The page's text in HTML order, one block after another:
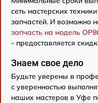
сеть мастерских
запчастей. И возможно
запчасть на модель
- предоставляется
Знаем свое дело
Будьте уверены в
с уверенностью
наших мастеров в Уфе